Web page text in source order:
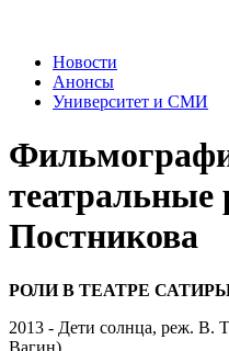
Новости
Анонсы
Университет и СМИ
театральные
Постникова
РОЛИ В ТЕАТРЕ
2013 - Дети солнца, реж. В.
Вагин)